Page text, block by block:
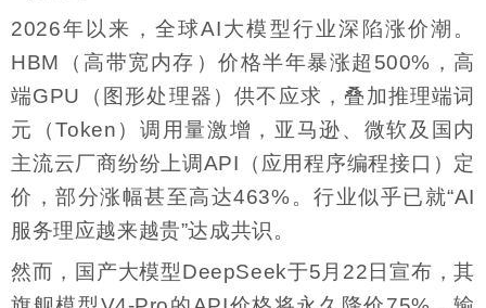
2026年以来，全球AI大模型行业深陷涨价潮。
HBM（‌高带宽内存‌）价格半年暴涨超500%，高
端GPU（图形处理器）供不应求，叠加推理端词
元（Token）调用量激增，亚马逊、微软及国内
主流云厂商纷纷上调API（应用程序编程接口）定
价，部分涨幅甚至高达463%。行业似乎已就“AI
服务理应越来越贵”达成共识。
然而，国产大模型DeepSeek于5月22日宣布，其